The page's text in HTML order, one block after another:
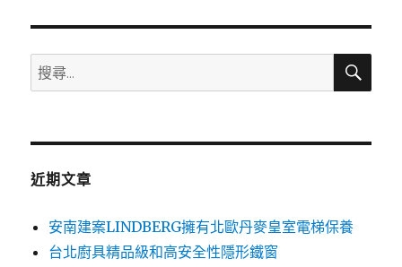
搜
尋
鍵
搜
近期文章
安南建案LINDBERG擁有北歐丹麥皇室電梯保養
台北廚具精品級和高安全性隱形鐵窗